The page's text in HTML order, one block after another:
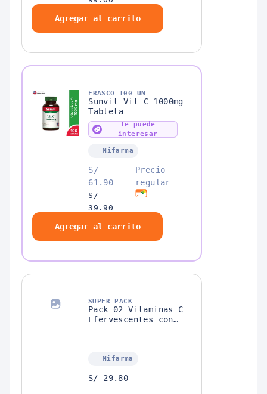
94.00
Agregar al carrito
FRASCO 100 UN
Sunvit Vit C 1000mg
Tableta
Te puede
interesar
Mifarma
S/
61.90
Precio
regular
S/
39.90
37.90
Agregar al carrito
SUPER PACK
Pack 02 Vitaminas C
Efervescentes con
Mifarma
S/ 29.80